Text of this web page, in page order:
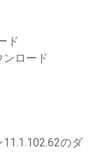
ド
ロード
のダ